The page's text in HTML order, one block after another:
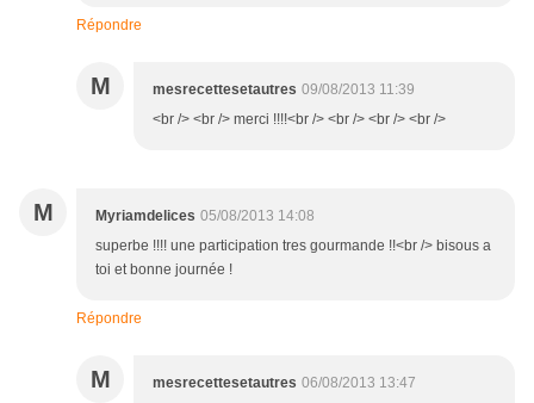
Répondre
M mesrecettesetautres 09/08/2013 11:39
<br /> <br /> merci !!!!<br /> <br /> <br /> <br />
M Myriamdelices 05/08/2013 14:08
superbe !!!! une participation tres gourmande !!<br /> bisous a
toi et bonne journée !
Répondre
M mesrecettesetautres 06/08/2013 13:47